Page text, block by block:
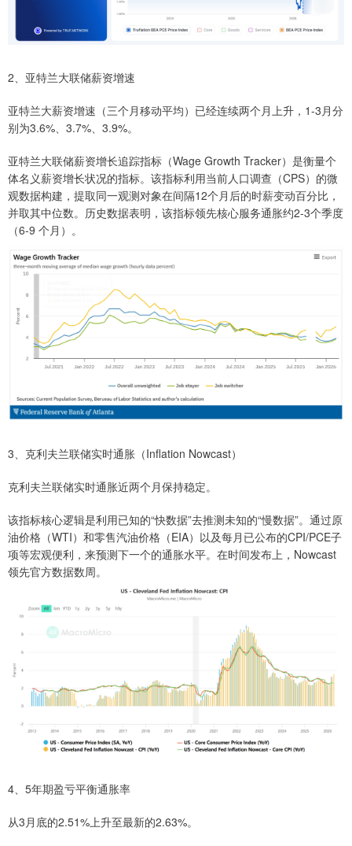
2、亚特兰大联储薪资增速
亚特兰大薪资增速（三个月移动平均）已经连续两个月上升，1-3月分
别为3.6%、3.7%、3.9%。
亚特兰大联储薪资增长追踪指标（Wage Growth Tracker）是衡量个
体名义薪资增长状况的指标。该指标利用当前人口调查（CPS）的微
观数据构建，提取同一观测对象在间隔12个月后的时薪变动百分比，
并取其中位数。历史数据表明，该指标领先核心服务通胀约2-3个季度
（6-9 个月）。
3、克利夫兰联储实时通胀（Inflation Nowcast）
克利夫兰联储实时通胀近两个月保持稳定。
该指标核心逻辑是利用已知的“快数据”去推测未知的“慢数据”。通过原
油价格（WTI）和零售汽油价格（EIA）以及每月已公布的CPI/PCE子
项等宏观便利，来预测下一个的通胀水平。在时间发布上，Nowcast
领先官方数据数周。
4、5年期盈亏平衡通胀率
从3月底的2.51%上升至最新的2.63%。